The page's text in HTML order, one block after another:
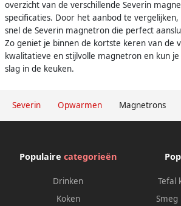
Severin Opwarmen Magnetrons
overzicht van de verschillende Severin
specificaties. Door het aanbod te
snel de Severin magnetron die perfect
Zo geniet je binnen de kortste keren van de
kwalitatieve en stijlvolle magnetron en kun
slag in de keuken.
Populaire categorieën
Drinken
Koken
Tefal